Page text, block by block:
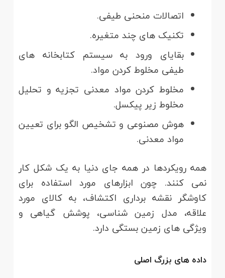
اتصالات منحنی طیفی.
تکنیک های چند متغیره.
بقایای ورود به سیستم کتابخانه های
طیفی مخلوط کردن مواد.
مخلوط کردن مواد معدنی تجزیه و تحلیل
مخلوط زیر پیکسل.
هوش مصنوعی و تشخیص الگو برای تعیین
مواد معدنی.
همه رویکردها در همه جای دنیا به یک شکل کار
نمی کنند. چون ابزارهای مورد استفاده برای
کاوشگر نقشه برداری اکتشاف، به کالای مورد
علاقه، مدل زمین شناسی، پوشش گیاهی و
ویژگی های زمین بستگی دارد.
داده های بزرگ اصلی